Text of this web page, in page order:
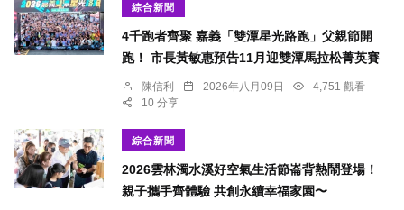
綜合新聞
4千跑者齊聚 嘉義「雙潭星光路跑」父親節開
跑！ 市長黃敏惠預告11月迎雙潭馬拉松菁英賽
陳信利 2026年八月09日
4,751 觀看
10 分享
綜合新聞
2026雲林濁水溪好空氣生活節崙背熱鬧登場！
親子攜手齊體驗 共創永續幸福家園〜